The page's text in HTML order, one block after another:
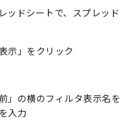
ッドシートで、スプレッド
示」をクリック
」の横のフィルタ表示名を
入力